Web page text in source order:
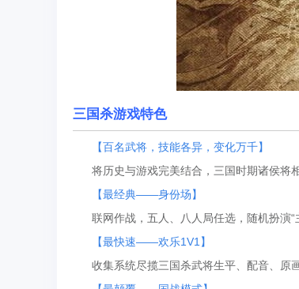
三国杀游戏特色
【百名武将，技能各异，变化万千】
将历史与游戏完美结合，三国时期诸侯将
【最经典——身份场】
联网作战，五人、八人局任选，随机扮演“
【最快速——欢乐1V1】
收集系统尽揽三国杀武将生平、配音、原